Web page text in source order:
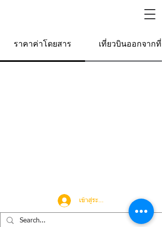
ราคาค่าโดยสาร เที่ยวบินออกจากที่นี่
เข้าสู่ระบบ